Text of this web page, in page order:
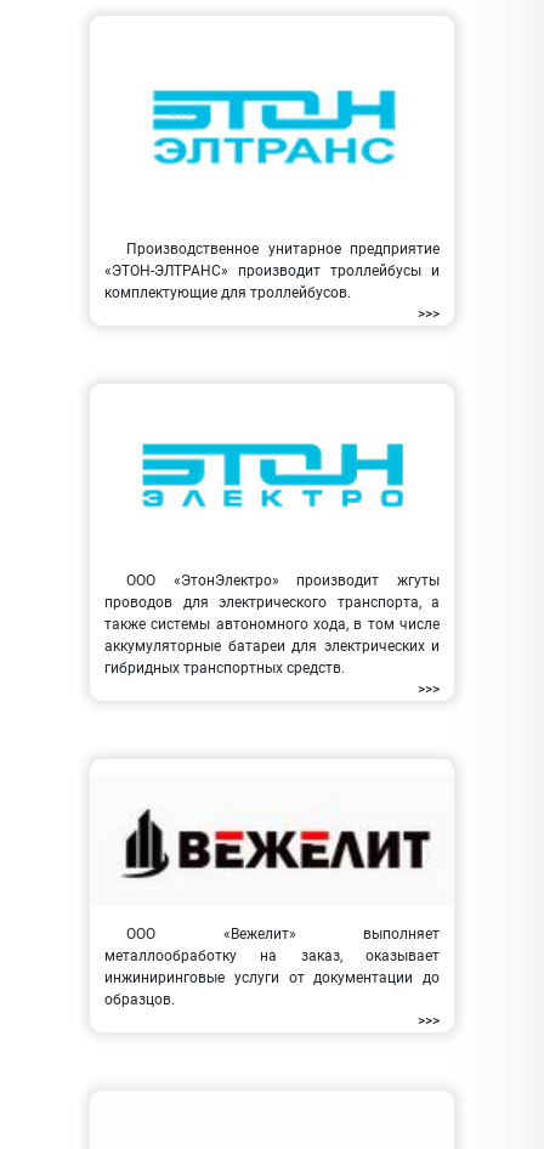
Производственное унитарное предприятие
«ЭТОН-ЭЛТРАНС» производит троллейбусы и
комплектующие для троллейбусов.
>>>
ООО «ЭтонЭлектро» производит жгуты
проводов для электрического транспорта, а
также системы автономного хода, в том числе
аккумуляторные батареи для электрических и
гибридных транспортных средств.
>>>
ООО «Вежелит» выполняет
металлообработку на заказ, оказывает
инжиниринговые услуги от документации до
образцов.
>>>